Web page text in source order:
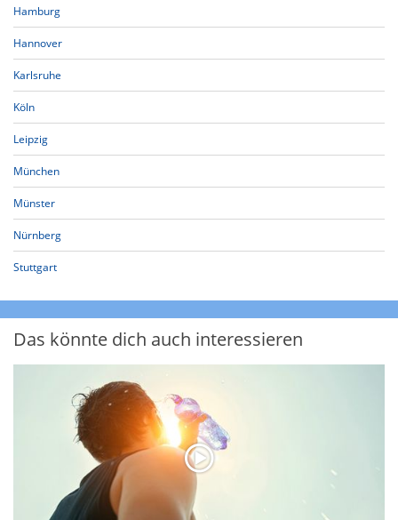
Hamburg
Hannover
Karlsruhe
Köln
Leipzig
München
Münster
Nürnberg
Stuttgart
Das könnte dich auch interessieren